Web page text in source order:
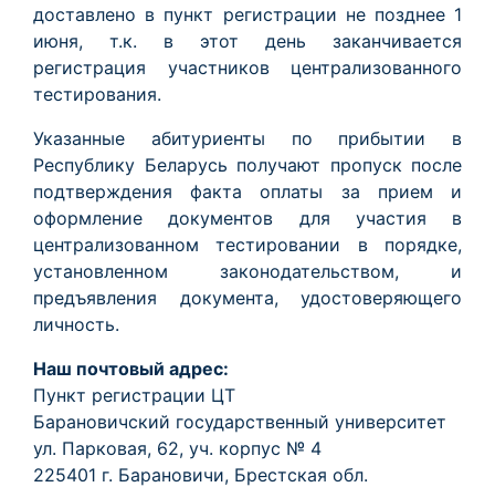
доставлено в пункт регистрации не позднее 1
июня, т.к. в этот день заканчивается
регистрация участников централизованного
тестирования.
Указанные абитуриенты по прибытии в
Республику Беларусь получают пропуск после
подтверждения факта оплаты за прием и
оформление документов для участия в
централизованном тестировании в порядке,
установленном законодательством, и
предъявления документа, удостоверяющего
личность.
Наш почтовый адрес:
Пункт регистрации ЦТ
Барановичский государственный университет
ул. Парковая, 62, уч. корпус № 4
225401 г. Барановичи, Брестская обл.